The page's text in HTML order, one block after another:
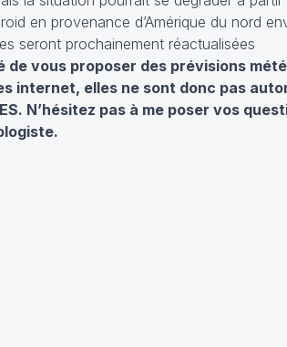
en provenance d’Amérique du nord
seront prochainement réactualisées
vous proposer des prévisions
internet, elles ne sont donc pas
N’hésitez pas à me poser vos